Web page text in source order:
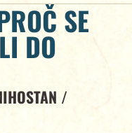
SE
DO
/